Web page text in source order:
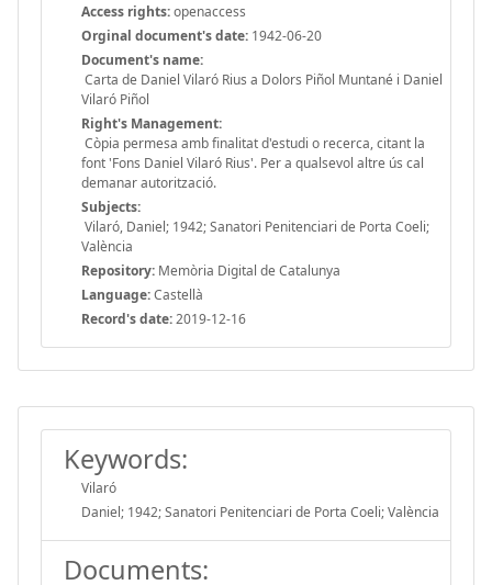
Access rights:openaccess
Orginal document's date: 1942-06-20
Document's name:
Carta de Daniel Vilaró Rius a Dolors Piñol Muntané i Daniel
Vilaró Piñol
Right's Management:
Còpia permesa amb finalitat d'estudi o recerca, citant la
font 'Fons Daniel Vilaró Rius'. Per a qualsevol altre ús cal
demanar autorització.
Subjects:
Vilaró, Daniel; 1942; Sanatori Penitenciari de Porta Coeli;
València
Repository: Memòria Digital de Catalunya
Language:Castellà
Record's date:2019-12-16
Keywords:
Vilaró
Daniel; 1942; Sanatori Penitenciari de Porta Coeli; València
Documents: